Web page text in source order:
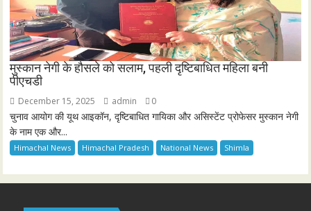
मुस्कान नेगी के हौसले को सलाम, पहली दृष्टिबाधित महिला बनी
पीएचडी
December 15, 2025 admin 0
चुनाव आयोग की यूथ आइकॉन, दृष्टिबाधित गायिका और असिस्टेंट प्रोफेसर मुस्कान नेगी
के नाम एक और...
Himachal News Himachal Pradesh National News Shimla